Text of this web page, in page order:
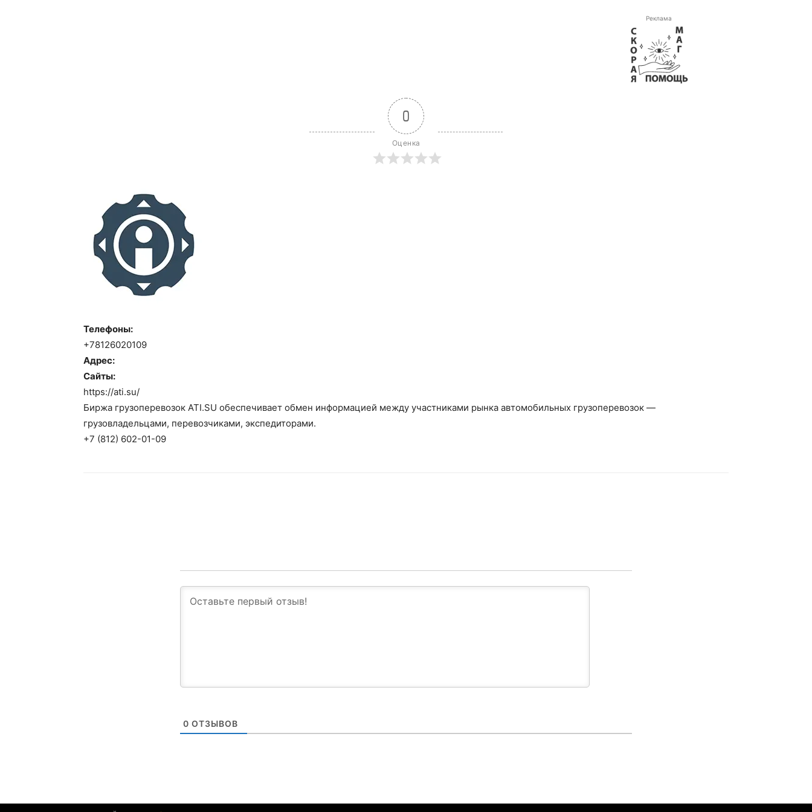
Реклама
0
Оценка
Телефоны:
+78126020109
Адрес:
Сайты:
https://ati.su/
Биржа грузоперевозок ATI.SU обеспечивает обмен информацией между участниками рынка автомобильных грузоперевозок —
грузовладельцами, перевозчиками, экспедиторами.
+7 (812) 602-01-09
0 ОТЗЫВОВ